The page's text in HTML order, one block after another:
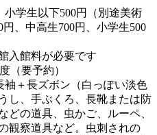
学生以下500円（別途美術
、中高生700円、小学生500
料が必要です
（要予約）
＋長ズボン（白っぽい淡色
し、手ぶくろ、長靴または防
どの道具、虫かご、ルーペ、
観察道具など。虫刺されの